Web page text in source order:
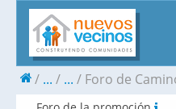
... ... Foro de